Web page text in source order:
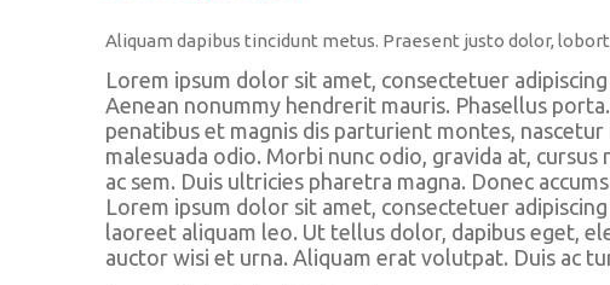
Aliquam dapibus tincidunt metus. Praesent justo dolor,
Lorem ipsum dolor sit amet, consectetuer
Aenean nonummy hendrerit mauris. Phasellus
penatibus et magnis dis parturient montes,
malesuada odio. Morbi nunc odio, gravida at,
ac sem. Duis ultricies pharetra magna. Donec
Lorem ipsum dolor sit amet, consectetuer
laoreet aliquam leo. Ut tellus dolor, dapibus eget,
auctor wisi et urna. Aliquam erat volutpat. Duis ac